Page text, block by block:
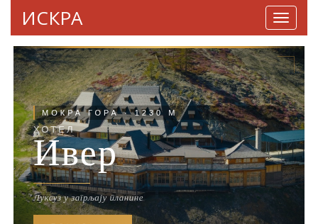
ИСКРА